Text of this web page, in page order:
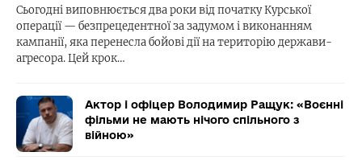
Сьогодні виповнюється два роки від початку Курської
операції — безпрецедентної за задумом і виконанням
кампанії, яка перенесла бойові дії на територію держави-
агресора. Цей крок…
Актор і офіцер Володимир Ращук: «Воєнні
фільми не мають нічого спільного з
війною»